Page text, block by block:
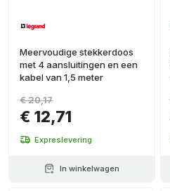
Meervoudige stekkerdoos
met 4 aansluitingen en een
kabel van 1,5 meter
€ 12,71
€ 20,17
Expreslevering
In winkelwagen